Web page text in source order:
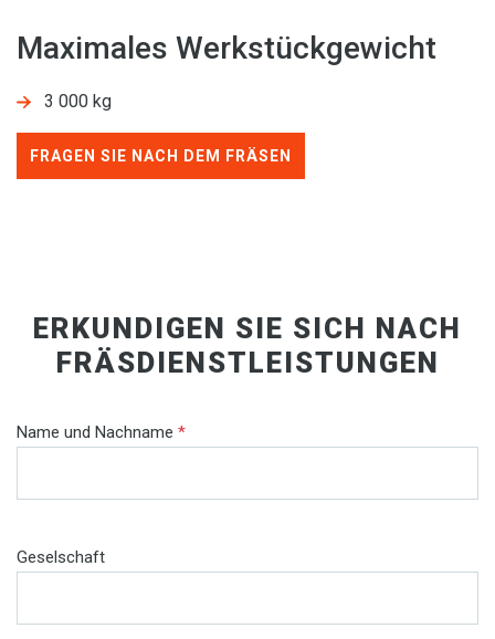
Maximales Werkstückgewicht
3 000 kg
FRAGEN SIE NACH DEM FRÄSEN
ERKUNDIGEN SIE SICH NACH
FRÄSDIENSTLEISTUNGEN
Name und Nachname *
Geselschaft